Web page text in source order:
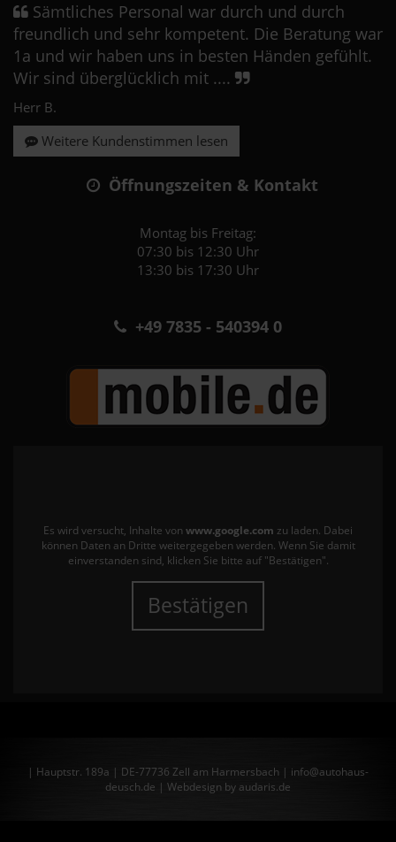
Sämtliches Personal war durch und durch
freundlich und sehr kompetent. Die Beratung war
1a und wir haben uns in besten Händen gefühlt.
Wir sind überglücklich mit ....
Herr B.
Weitere Kundenstimmen lesen
Öffnungszeiten & Kontakt
Montag bis Freitag:
07:30 bis 12:30 Uhr
13:30 bis 17:30 Uhr
+49 7835 - 540394 0
Es wird versucht, Inhalte von www.google.com zu laden. Dabei
können Daten an Dritte weitergegeben werden. Wenn Sie damit
einverstanden sind, klicken Sie bitte auf "Bestätigen".
Bestätigen
| Hauptstr. 189a | DE-77736 Zell am Harmersbach | info@autohaus-
deusch.de | Webdesign by audaris.de